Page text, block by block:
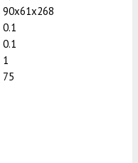
90x61x268
0.1
0.1
1
75